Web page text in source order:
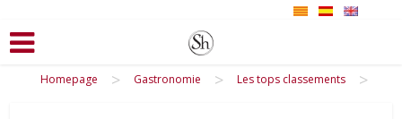
Homepage > Gastronomie > Les tops classements >